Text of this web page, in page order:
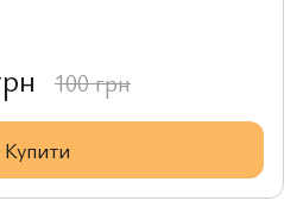
100 грн
Купити